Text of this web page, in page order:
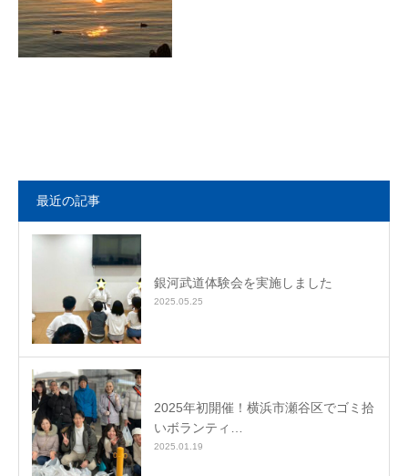
最近の記事
銀河武道体験会を実施しました
2025.05.25
2025年初開催！横浜市瀬谷区でゴミ拾
いボランティ…
2025.01.19